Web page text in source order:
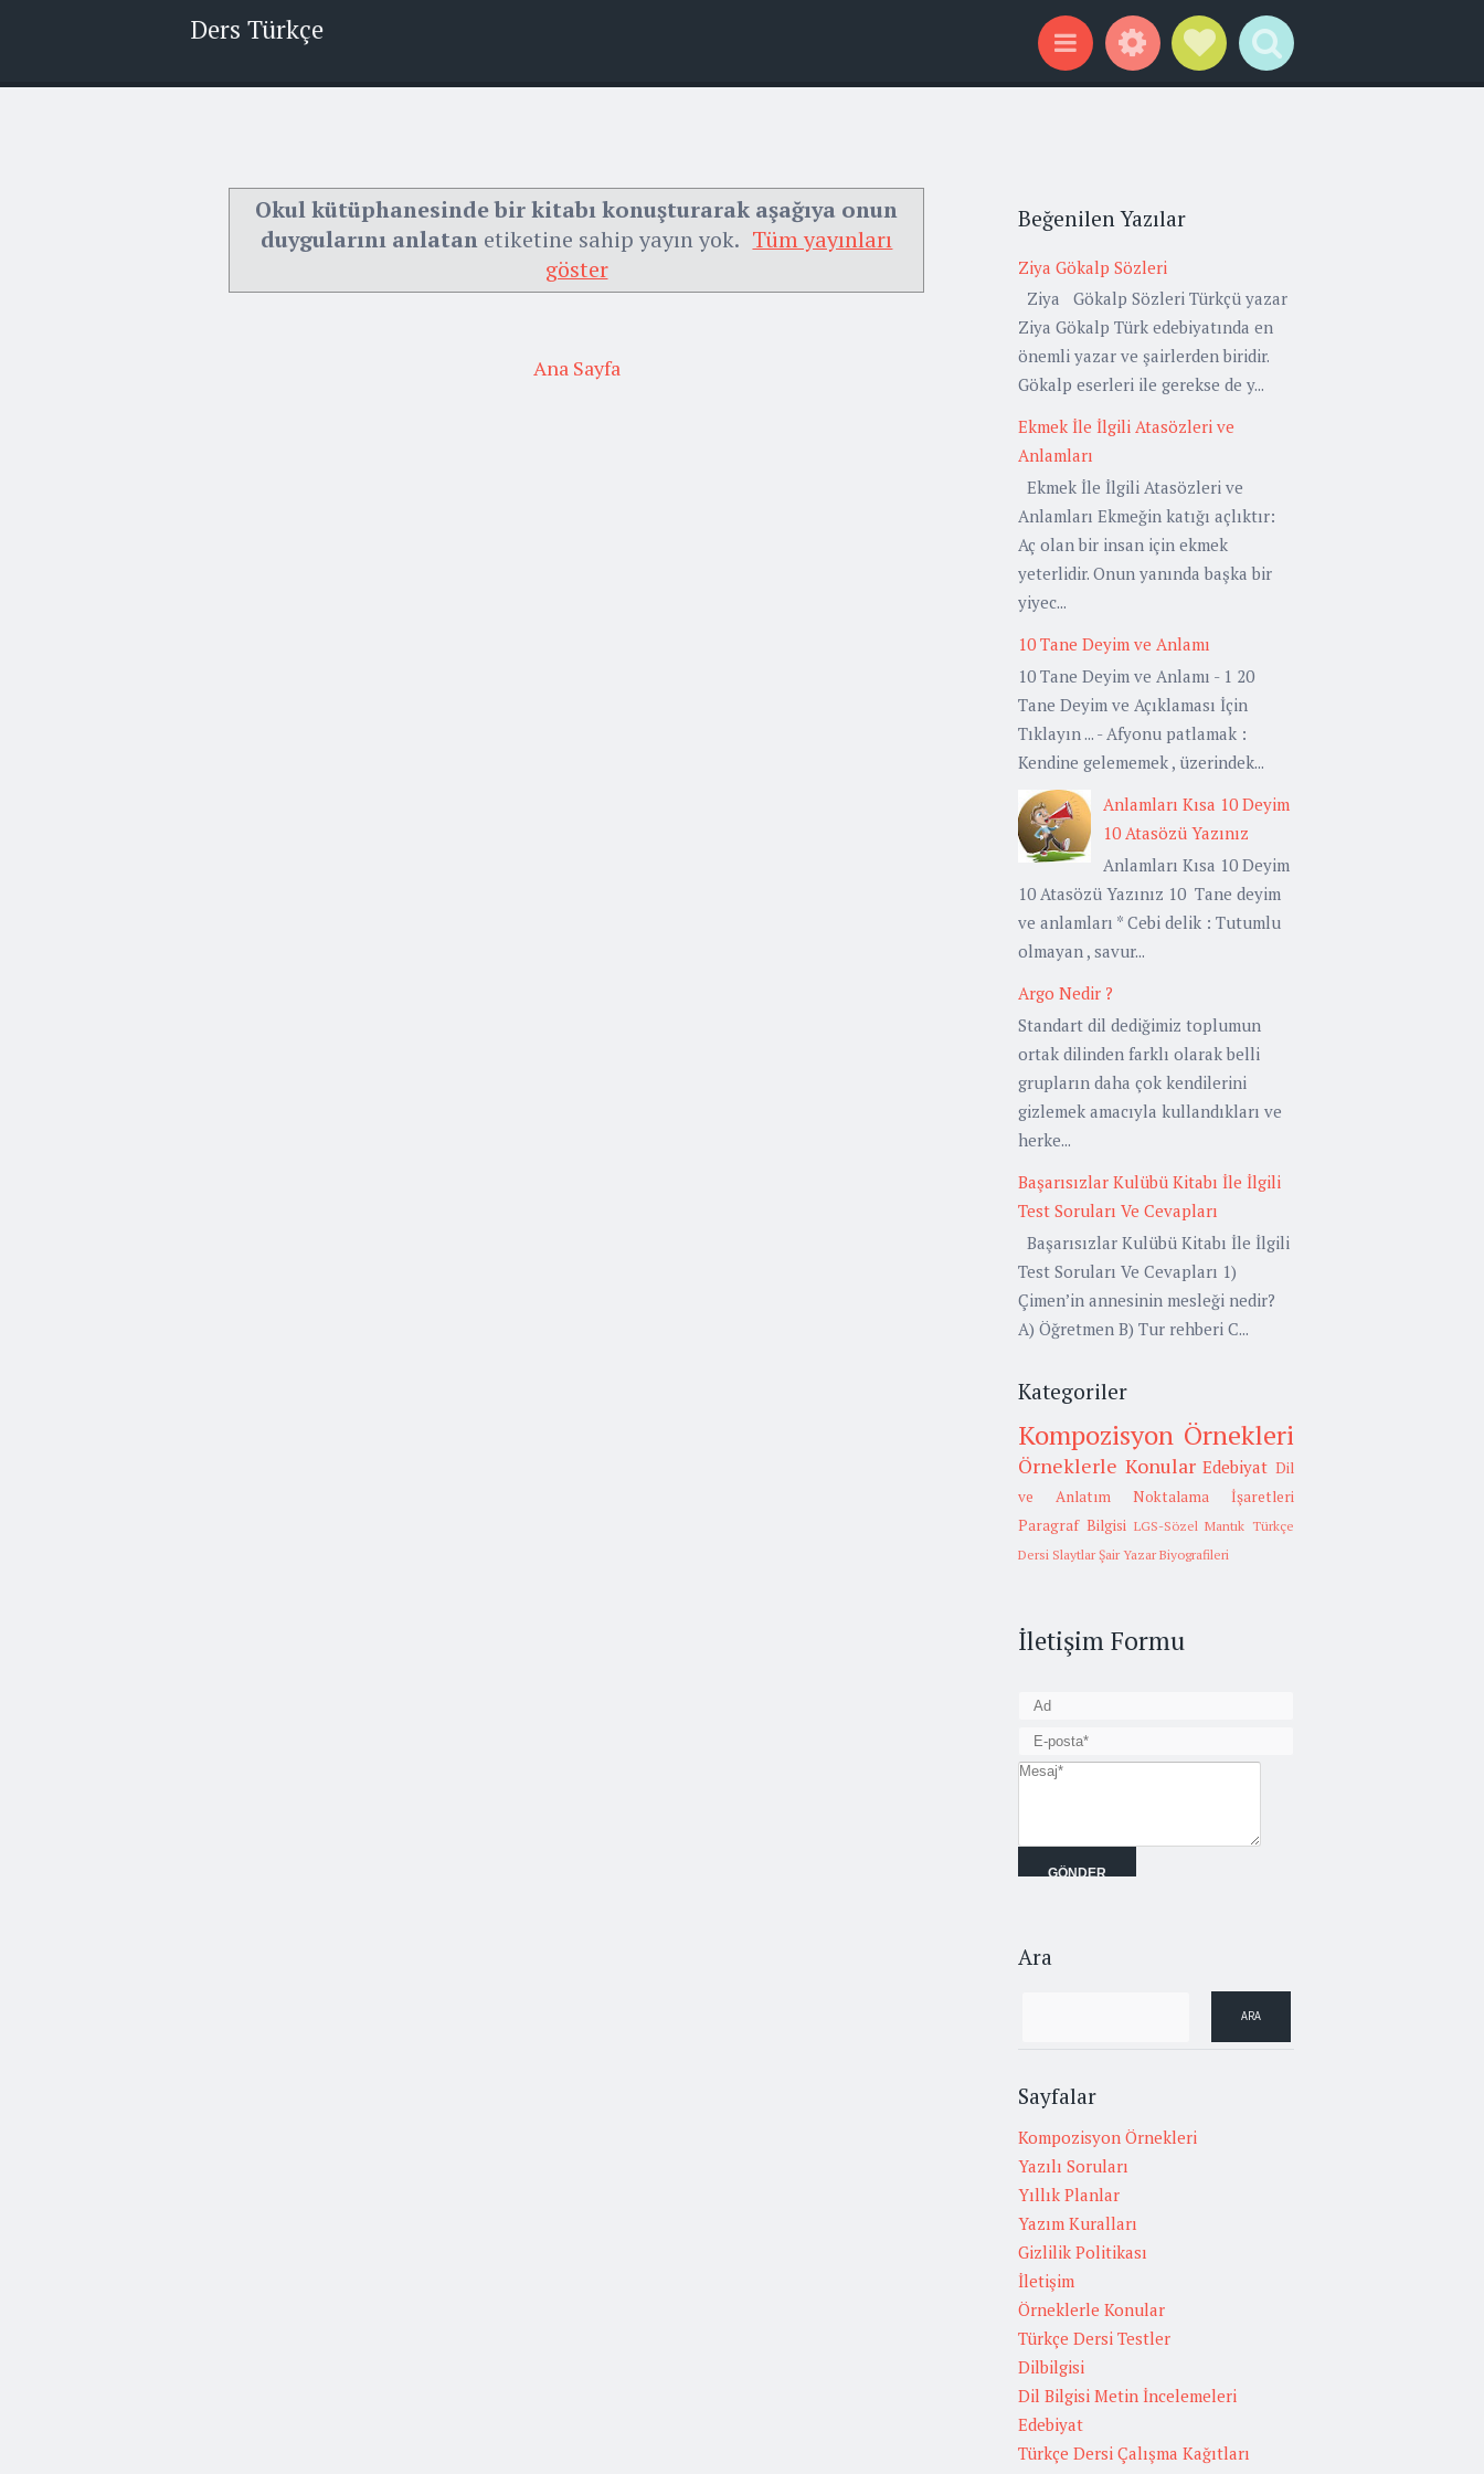
Ders Türkçe
Menu WidgetsSocial Links
Search
Okul kütüphanesinde bir kitabı konuşturarak aşağıya onun
duygularını anlatanetiketine sahip yayın yok. Tüm yayınları
göster
Ana Sayfa
Beğenilen Yazılar
Ziya Gökalp Sözleri
Ziya Gökalp Sözleri Türkçü yazar
Ziya Gökalp Türk edebiyatında en
önemli yazar ve şairlerden biridir.
Gökalp eserleri ile gerekse de y...
Ekmek İle İlgili Atasözleri ve
Anlamları
Ekmek İle İlgili Atasözleri ve
Anlamları Ekmeğin katığı açlıktır:
Aç olan bir insan için ekmek
yeterlidir. Onun yanında başka bir
yiyec...
10 Tane Deyim ve Anlamı
10 Tane Deyim ve Anlamı - 1 20
Tane Deyim ve Açıklaması İçin
Tıklayın ... - Afyonu patlamak :
Kendine gelememek , üzerindek...
Anlamları Kısa 10 Deyim
10 Atasözü Yazınız
Anlamları Kısa 10 Deyim
10 Atasözü Yazınız 10 Tane deyim
ve anlamları * Cebi delik : Tutumlu
olmayan , savur...
Argo Nedir ?
Standart dil dediğimiz toplumun
ortak dilinden farklı olarak belli
grupların daha çok kendilerini
gizlemek amacıyla kullandıkları ve
herke...
Başarısızlar Kulübü Kitabı İle İlgili
Test Soruları Ve Cevapları
Başarısızlar Kulübü Kitabı İle İlgili
Test Soruları Ve Cevapları 1)
Çimen’in annesinin mesleği nedir?
A) Öğretmen B) Tur rehberi C...
Kategoriler
Kompozisyon Örnekleri
Örneklerle Konular Edebiyat Dil
ve Anlatım
Noktalama İşaretleri
Paragraf Bilgisi LGS-Sözel Mantık Türkçe
Dersi Slaytlar Şair Yazar Biyografileri
İletişim Formu
Ara
Sayfalar
Kompozisyon Örnekleri
Yazılı Soruları
Yıllık Planlar
Yazım Kuralları
Gizlilik Politikası
İletişim
Örneklerle Konular
Türkçe Dersi Testler
Dilbilgisi
Dil Bilgisi Metin İncelemeleri
Edebiyat
Türkçe Dersi Çalışma Kağıtları